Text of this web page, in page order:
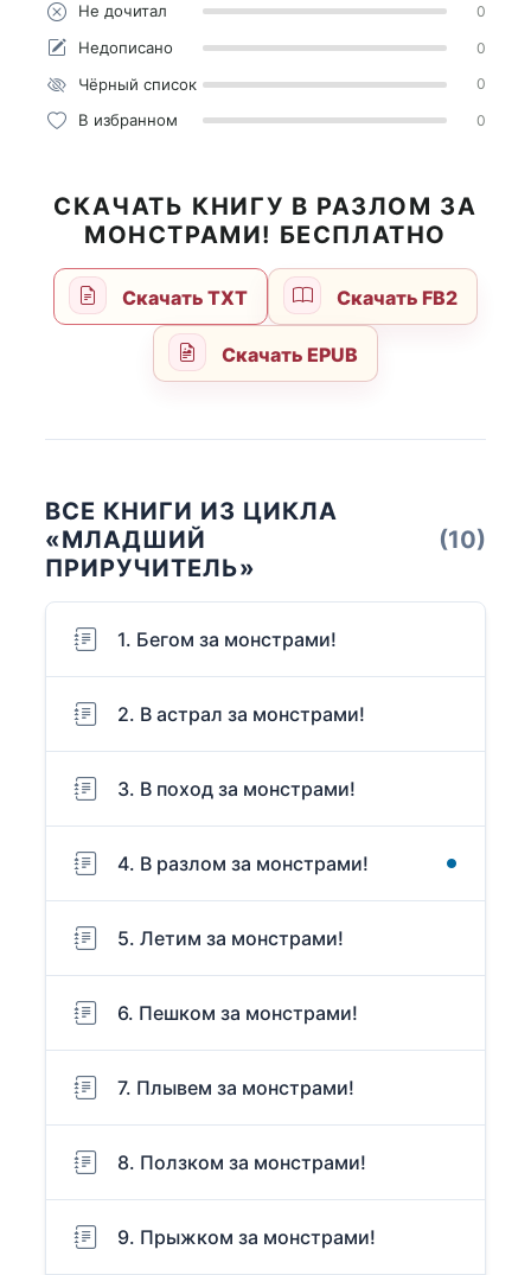
Не дочитал 0
Недописано 0
Чёрный список 0
В избранном 0
СКАЧАТЬ КНИГУ В РАЗЛОМ ЗА
МОНСТРАМИ! БЕСПЛАТНО
Скачать TXT Скачать FB2
Скачать EPUB
ВСЕ КНИГИ ИЗ ЦИКЛА
«МЛАДШИЙ
ПРИРУЧИТЕЛЬ»
(10)
1. Бегом за монстрами!
2. В астрал за монстрами!
3. В поход за монстрами!
4. В разлом за монстрами!
5. Летим за монстрами!
6. Пешком за монстрами!
7. Плывем за монстрами!
8. Ползком за монстрами!
9. Прыжком за монстрами!